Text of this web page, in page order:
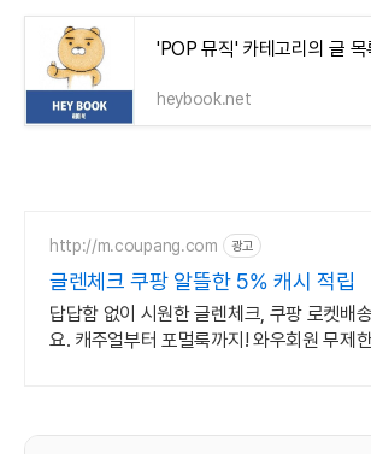
'POP 뮤직' 카테고리의 글 목
heybook.net
http://m.coupang.com 광고
글렌체크 쿠팡 알뜰한 5% 캐시 적립
답답함 없이 시원한 글렌체크, 쿠팡 로켓배
요. 캐주얼부터 포멀룩까지! 와우회원 무제